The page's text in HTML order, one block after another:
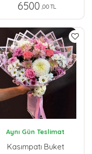
6500 ,00 TL
Aynı Gün Teslimat
Kasımpatı Buket